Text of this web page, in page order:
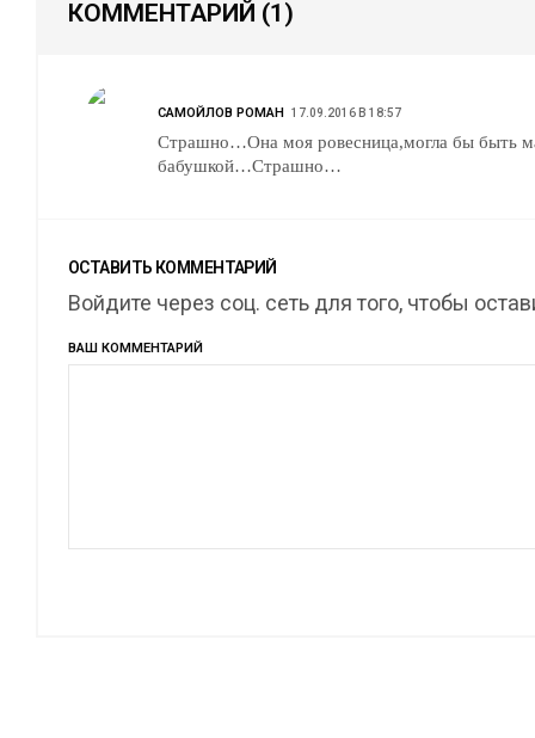
КОММЕНТАРИЙ (1)
САМОЙЛОВ РОМАН 17.09.2016 В 18:57
Страшно…Она моя ровесница,могла бы быть
бабушкой…Страшно…
ОСТАВИТЬ КОММЕНТАРИЙ
Войдите через соц. сеть для того, чтобы
ВАШ КОММЕНТАРИЙ